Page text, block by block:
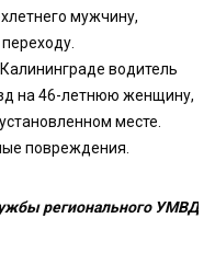
мужчину,
водитель
на 46-летнюю женщину,
месте.
повреждения.
регионального УМВД